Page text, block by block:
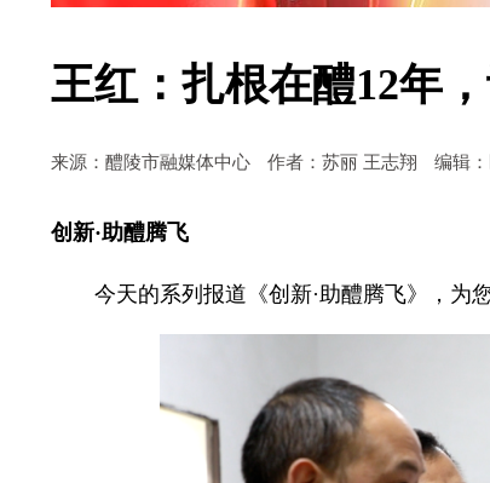
王红：扎根在醴12年
来源：醴陵市融媒体中心 作者：苏丽 王志翔 编辑
创新·助醴腾飞
今天的系列报道《创新·助醴腾飞》，为